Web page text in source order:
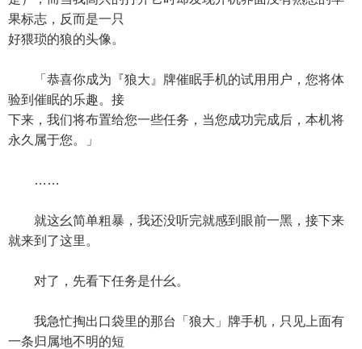
果标志，反而是一只
好猥琐的狼的头像。
「恭喜你成为『狼大』牌催眠手机的试用用户，您将体
验到催眠的乐趣。接
下来，我们将布置给您一些任务，当您成功完成后，本机将
永久属于您。」
……
就这幺简单粗暴，我还没听完就感到眼前一黑，接下来
就来到了这里。
对了，先看下任务是什幺。
我急忙掏出口袋里的那台「狼大」牌手机，只见上面有
一条归属地不明的短